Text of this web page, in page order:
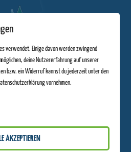
verwendet. Einige davon werden zwingend
deine Nutzererfahrung auf unserer
bzw. ein Widerruf kannst du jederzeit unter den
vornehmen.
AKZEPTIEREN